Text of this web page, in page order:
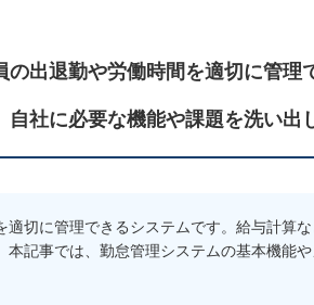
出退勤や労働時間を適切に管理
社に必要な機能や課題を洗い出
切に管理できるシステムです。給与計算
記事では、勤怠管理システムの基本機能